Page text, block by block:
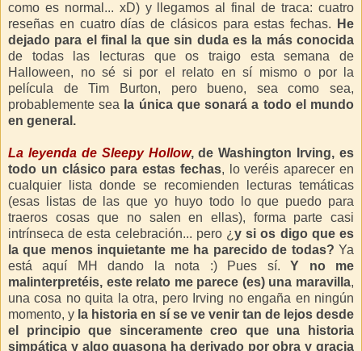
como es normal... xD) y llegamos al final de traca: cuatro
reseñas en cuatro días de clásicos para estas fechas.
He
dejado para el final la que sin duda es la más conocida
de todas las lecturas que os traigo esta semana de
Halloween, no sé si por el relato en sí mismo o por la
película de Tim Burton, pero bueno, sea como sea,
probablemente sea la única que sonará a todo el mundo
en general.
La leyenda de Sleepy Hollow, de Washington Irving, es
todo un clásico para estas fechas, lo veréis aparecer en
cualquier lista donde se recomienden lecturas temáticas
(esas listas de las que yo huyo todo lo que puedo para
traeros cosas que no salen en ellas), forma parte casi
intrínseca de esta celebración... pero ¿ y si os digo que es
la que menos inquietante me ha parecido de todas? Ya
está aquí MH dando la nota :) Pues sí.Y no me
malinterpretéis, este relato me parece (es) una maravilla,
una cosa no quita la otra, pero Irving no engaña en ningún
momento, y la historia en sí se ve venir tan de lejos desde
el principio que sinceramente creo que una historia
simpática y algo guasona ha derivado por obra y gracia